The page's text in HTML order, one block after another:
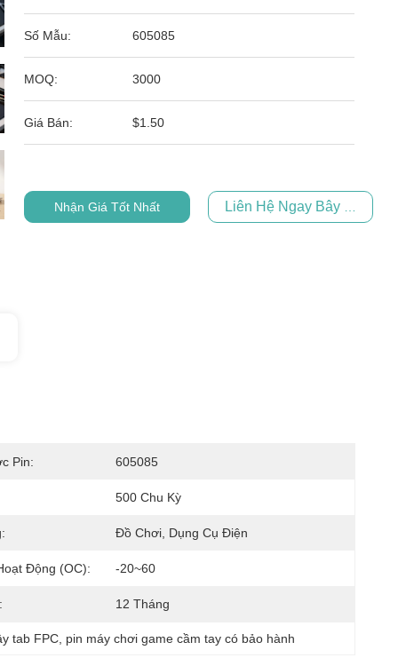
Số Mẫu: 605085
MOQ: 3000
Giá Bán: $1.50
Nhận Giá Tốt Nhất Liên Hệ Ngay Bây Giờ
Pin: 605085
500 Chu Kỳ
Đồ Chơi, Dụng Cụ Điện
Động (oC): -20~60
12 Tháng
tab FPC pin máy chơi game cầm tay có bảo hành